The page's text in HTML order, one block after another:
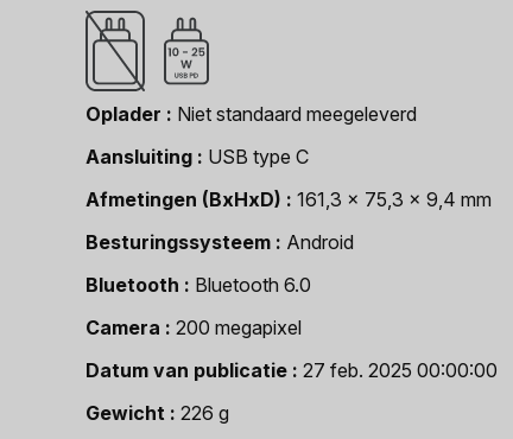
Oplader
Niet standaard meegeleverd
Aansluiting
USB type C
Afmetingen (BxHxD)
161,3 x 75,3 x 9,4 mm
Besturingssysteem
Android
Bluetooth
Bluetooth 6.0
Camera
200 megapixel
Datum van publicatie
27 feb. 2025 00:00:00
Gewicht
226 g